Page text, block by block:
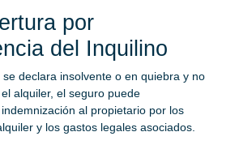
por
del Inquilino
se declara insolvente o en quiebra y no
alquiler, el seguro puede
al propietario por los
y los gastos legales asociados.